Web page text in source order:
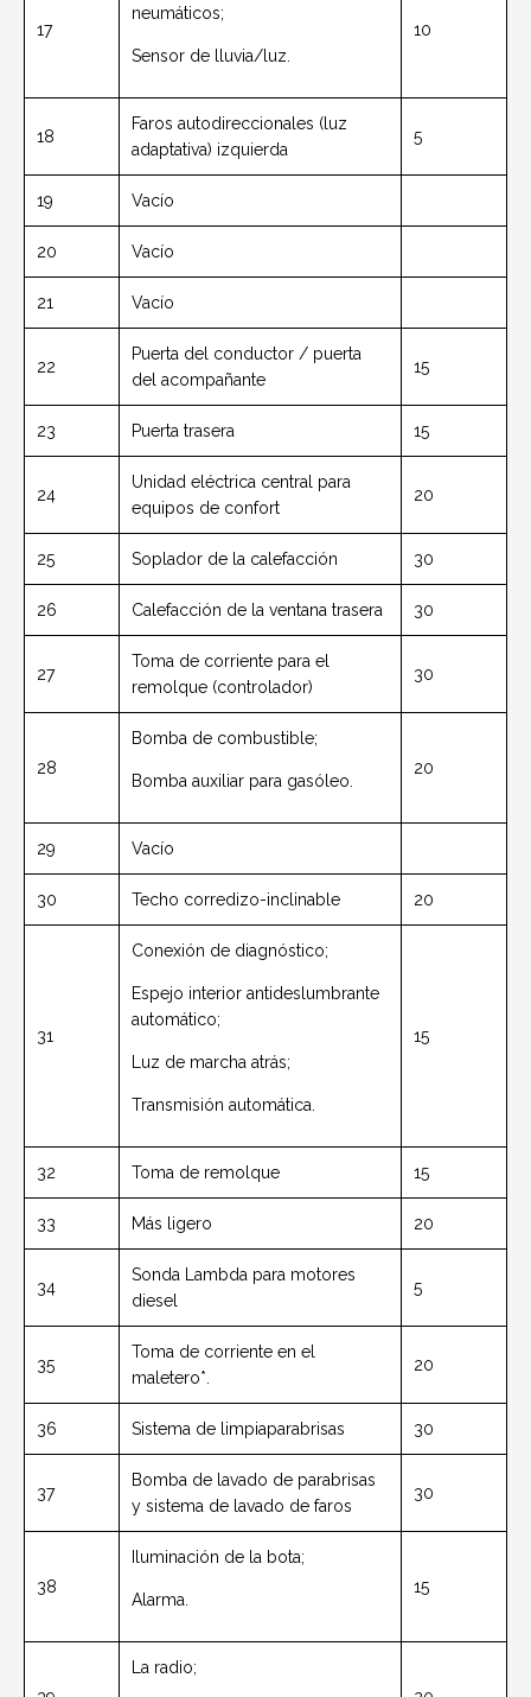
17
neumáticos;
Sensor de lluvia/luz.
10
18
Faros autodireccionales (luz
adaptativa) izquierda
5
19 Vacío
20 Vacío
21 Vacío
22
Puerta del conductor / puerta
del acompañante
15
23 Puerta trasera 15
24
Unidad eléctrica central para
equipos de confort
20
25 Soplador de la calefacción 30
26 Calefacción de la ventana trasera 30
27
Toma de corriente para el
remolque (controlador)
30
28
Bomba de combustible;
Bomba auxiliar para gasóleo.
20
29 Vacío
30 Techo corredizo-inclinable 20
31
Conexión de diagnóstico;
Espejo interior antideslumbrante
automático;
Luz de marcha atrás;
Transmisión automática.
15
32 Toma de remolque 15
33 Más ligero 20
34
Sonda Lambda para motores
diesel
5
35
Toma de corriente en el
maletero*.
20
36 Sistema de limpiaparabrisas 30
37
Bomba de lavado de parabrisas
y sistema de lavado de faros
30
38
Iluminación de la bota;
Alarma.
15
La radio;